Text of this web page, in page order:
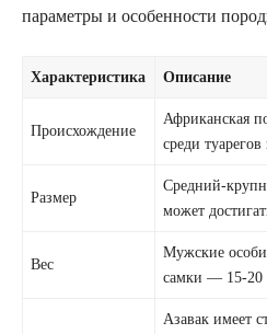
параметры и особенности
Характеристика Описание
Происхождение
Африканская
среди
Размер
Средний-
может
Вес
Мужские особи
самки — 15-20
Азавак имеет